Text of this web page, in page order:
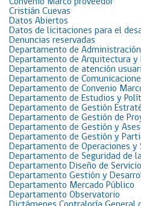
Cristián Cuevas
Datos Abiertos
Datos de licitaciones para el
Denuncias reservadas
Departamento de
Departamento de Arquitectura y
Departamento de atención
Departamento de
Departamento de Convenio
Departamento de Estudios y
Departamento de Gestión
Departamento de Gestión de
Departamento de Gestión y
Departamento de Gestión y
Departamento de Operaciones y
Departamento de Seguridad de
Departamento Diseño de
Departamento Gestión y
Departamento Mercado Público
Departamento Observatorio